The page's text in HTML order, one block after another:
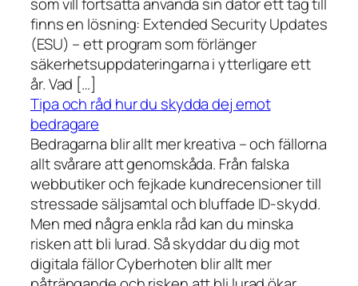
som vill fortsätta använda sin dator ett tag till
finns en lösning: Extended Security Updates
(ESU) – ett program som förlänger
säkerhetsuppdateringarna i ytterligare ett
år. Vad […]
Tipa och råd hur du skydda dej emot
bedragare
Bedragarna blir allt mer kreativa – och fällorna
allt svårare att genomskåda. Från falska
webbutiker och fejkade kundrecensioner till
stressade säljsamtal och bluffade ID-skydd.
Men med några enkla råd kan du minska
risken att bli lurad. Så skyddar du dig mot
digitala fällor Cyberhoten blir allt mer